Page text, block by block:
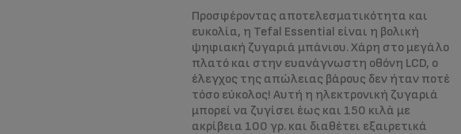
Προσφέροντας αποτελεσματικότητα και
ευκολία, η Tefal Essential είναι η βολική
ψηφιακή ζυγαριά μπάνιου. Χάρη στο μεγάλο
πλατό και στην ευανάγνωστη οθόνη LCD, ο
έλεγχος της απώλειας βάρους δεν ήταν ποτέ
τόσο εύκολος! Αυτή η ηλεκτρονική ζυγαριά
μπορεί να ζυγίσει έως και 150 κιλά με
ακρίβεια 100 γρ. και διαθέτει εξαιρετικά